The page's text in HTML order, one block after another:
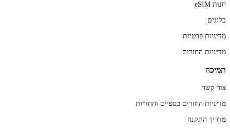
חנות eSIM
בלוגים
מדיניות פרטיות
מדיניות החזרים
תמיכה
צור קשר
מדיניות החזרים כספיים והחזרות
מדריך התקנה